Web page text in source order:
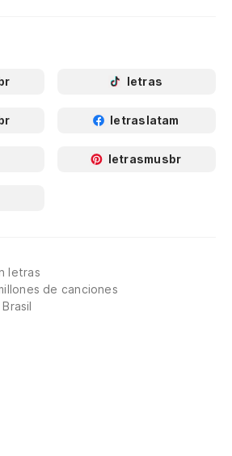
letras
letraslatam
letrasmusbr
letras
de canciones